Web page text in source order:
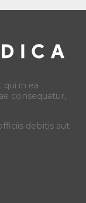
in ea
consequatur,
debitis aut